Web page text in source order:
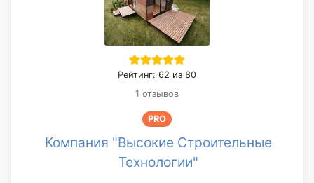
Рейтинг: 62 из 80
1 отзывов
PRO
Компания "Высокие Строительные
Технологии"